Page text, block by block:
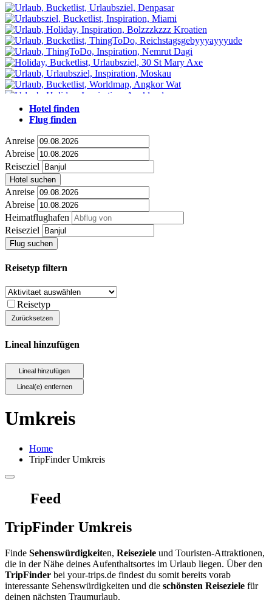
Hotel finden
Flug finden
Anreise
Abreise
Reiseziel
Hotel suchen
Anreise
Abreise
Heimatflughafen
Reiseziel
Flug suchen
Reisetyp filtern
Reisetyp
Lineal hinzufügen
Umkreis
Home
TripFinder Umkreis
Feed
TripFinder Umkreis
Finde Sehenswürdigkeiten, Reiseziele und Touristen-Attraktionen,
die in der Nähe deines Aufenthaltsortes im Urlaub liegen. Über den
TripFinder bei your-trips.de findest du somit bereits vorab
interessante Sehenswürdigkeiten und die schönsten Reiseziele für
deinen nächsten Traumurlaub.